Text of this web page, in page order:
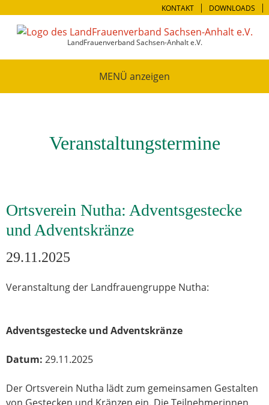
KONTAKT DOWNLOADS
LandFrauenverband Sachsen-Anhalt e.V.
MENÜ
Veranstaltungstermine
Ortsverein Nutha: Adventsgestecke
und Adventskränze
29.11.2025
Veranstaltung der Landfrauengruppe Nutha:
Adventsgestecke und Adventskränze
Datum: 29.11.2025
Der Ortsverein Nutha lädt zum gemeinsamen Gestalten